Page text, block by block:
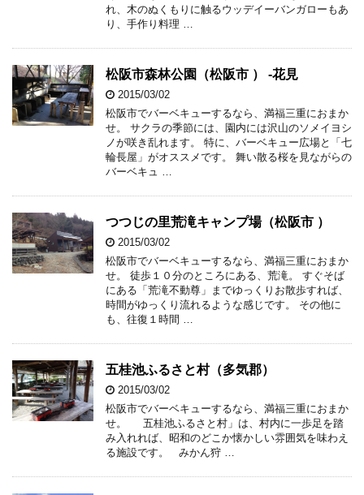
れ、木のぬくもりに触るウッデイーバンガローもあ
り、手作り料理 …
松阪市森林公園（松阪市‎ ） -花見
2015/03/02
松阪市でバーベキューするなら、満福三重におまか
せ。 サクラの季節には、園内には沢山のソメイヨシ
ノが咲き乱れます。 特に、バーベキュー広場と「七
輪長屋」がオススメです。 舞い散る桜を見ながらの
バーベキュ …
つつじの里荒滝キャンプ場（松阪市‎ ）
2015/03/02
松阪市でバーベキューするなら、満福三重におまか
せ。 徒歩１０分のところにある、荒滝。 すぐそば
にある「荒滝不動尊」までゆっくりお散歩すれば、
時間がゆっくり流れるような感じです。 その他に
も、往復１時間 …
五桂池ふるさと村（多気郡）
2015/03/02
松阪市でバーベキューするなら、満福三重におまか
せ。 五桂池ふるさと村」は、村内に一歩足を踏
み入れれば、昭和のどこか懐かしい雰囲気を味わえ
る施設です。 みかん狩 …